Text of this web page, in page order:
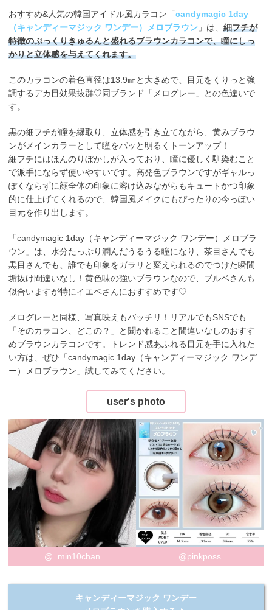
おすすめ&人気の韓国アイドル風カラコン「candymagic 1day
（キャンディーマジック ワンデー）メロブラウン 」は、細フチが
特徴のぷっくりきゅるんと盛れるブラウンカラコンで、瞳にしっ
かりと立体感を与えてくれます。
このカラコンの着色直径は13.9㎜と大きめで、目元をくりっと強
調するデカ目効果抜群♡同ブランド「メログレー」との色違いで
す。
黒の細フチが瞳を縁取り、立体感を引き立てながら、黄みブラウ
ンがメインカラーとして瞳をパッと明るくトーンアップ！
細フチにはほんのりぼかしが入っており、瞳に優しく馴染むこと
で派手にならず使いやすいです。高発色ブラウンですがギャルっ
ぽくならずに顔全体の印象に溶け込みながらもキュートかつ印象
的に仕上げてくれるので、韓国風メイクにもぴったりの今っぽい
目元を作り出します。
「candymagic 1day（キャンディーマジック ワンデー）メロブラ
ウン」は、水分たっぷり潤んだうるうる瞳になり、茶目さんでも
黒目さんでも、誰でも印象をガラリと変えられるのでつけた瞬間
垢抜け間違いなし！黄色味の強いブラウンなので、ブルベさんも
似合いますが特にイエベさんにおすすめです♡
メログレーと同様、写真映えもバッチリ！リアルでもSNSでも
「そのカラコン、どこの？」と聞かれること間違いなしのおすす
めブラウンカラコンです。トレンド感あふれる目元を手に入れた
い方は、ぜひ「candymagic 1day（キャンディーマジック ワンデ
ー）メロブラウン」試してみてください。
user's photo
@_min10chan @pinkposs
キャンディーマジック ワンデー